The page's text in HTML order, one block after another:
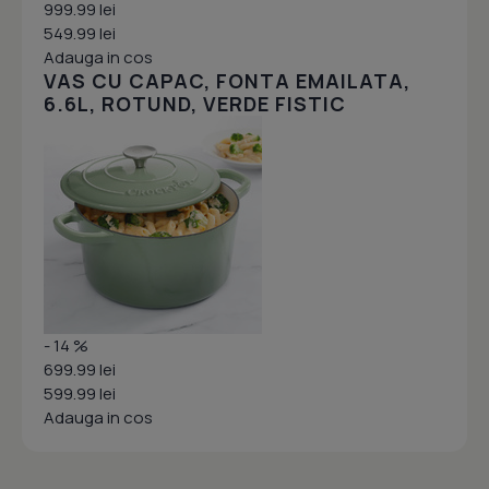
999.99 lei
549.99 lei
Adauga in cos
VAS CU CAPAC, FONTA EMAILATA,
6.6L, ROTUND, VERDE FISTIC
- 14 %
699.99 lei
599.99 lei
Adauga in cos